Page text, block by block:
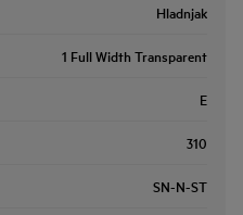
Hladnjak
1 Full Width Transparent
E
310
SN-N-ST